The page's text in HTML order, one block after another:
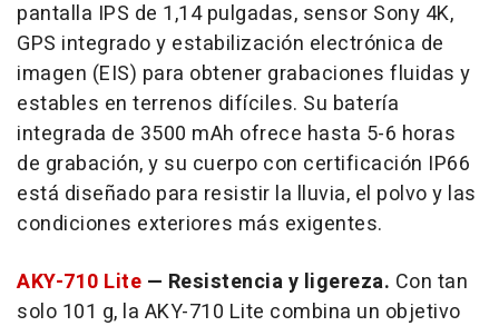
pantalla IPS de 1,14 pulgadas, sensor Sony 4K,
GPS integrado y estabilización electrónica de
imagen (EIS) para obtener grabaciones fluidas y
estables en terrenos difíciles. Su batería
integrada de 3500 mAh ofrece hasta 5-6 horas
de grabación, y su cuerpo con certificación IP66
está diseñado para resistir la lluvia, el polvo y las
condiciones exteriores más exigentes.
AKY-710 Lite — Resistencia y ligereza. Con tan
solo 101 g, la AKY-710 Lite combina un objetivo